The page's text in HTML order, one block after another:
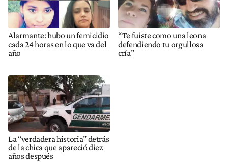
Alarmante: hubo un femicidio
cada 24 horas en lo que va del
año
“Te fuiste como una leona
defendiendo tu orgullosa
cría”
La “verdadera historia” detrás
de la chica que apareció diez
años después